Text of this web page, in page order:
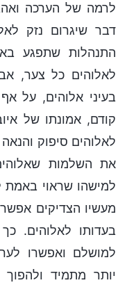
לרמה של הערכה
דבר שיגרום נזק
התנהלות שתפגע
לאלוהים כל צער,
בעיני אלוהים, על
קודם, אמונתו של
לאלוהים סיפוק
את השלמות
למישהו שראוי באמת
מעשיו הצדיקים
בעדותו לאלוהים.
למושלם ואפשרו
יותר מתמיד